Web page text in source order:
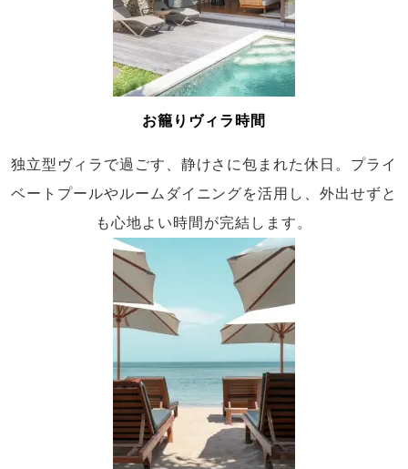
お籠りヴィラ時間
独立型ヴィラで過ごす、静けさに包まれた休日。プライ
ベートプールやルームダイニングを活用し、外出せずと
も心地よい時間が完結します。